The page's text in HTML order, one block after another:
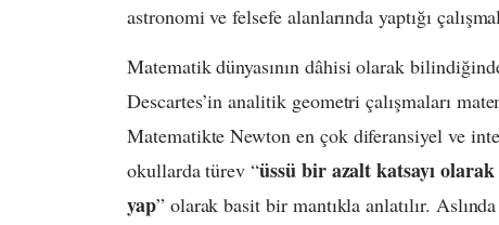
astronomi ve felsefe alanlarında yaptığı
Matematik dünyasının dâhisi olarak
Descartes’in analitik geometri çalışmaları
Matematikte Newton en çok diferansiyel ve
okullarda türev “üssü bir azalt katsayı
yap” olarak basit bir mantıkla anlatılır.